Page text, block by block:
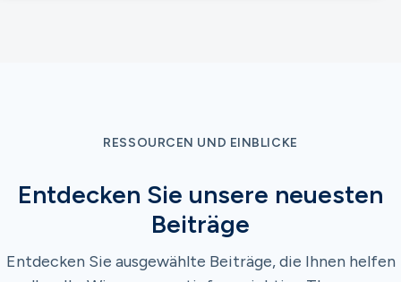
RESSOURCEN UND EINBLICKE
Entdecken Sie unsere neuesten
Beiträge
Entdecken Sie ausgewählte Beiträge, die Ihnen helfen